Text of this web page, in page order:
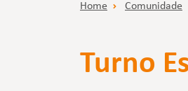
Home Comunidade
Turno